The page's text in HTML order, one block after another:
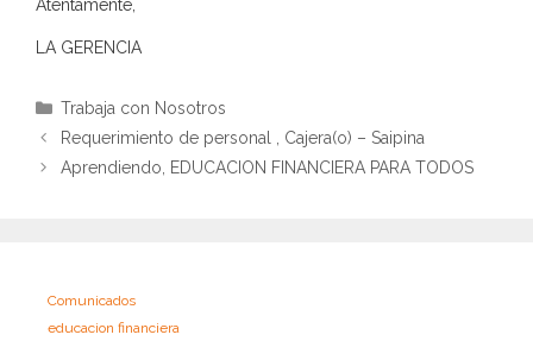
Atentamente,
LA GERENCIA
Categorías
Trabaja con Nosotros
Requerimiento de personal , Cajera(o) – Saipina
Aprendiendo, EDUCACION FINANCIERA PARA TODOS
Comunicados
educacion financiera